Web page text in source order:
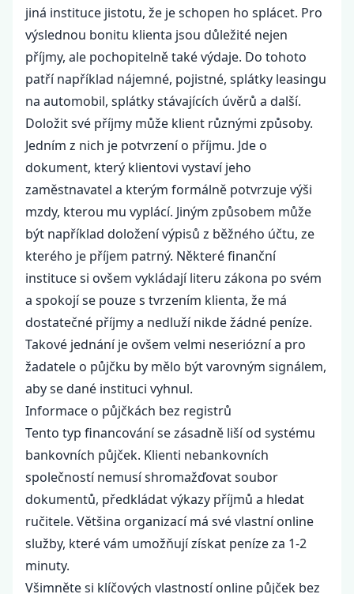
jiná instituce jistotu, že je schopen ho splácet. Pro
výslednou bonitu klienta jsou důležité nejen
příjmy, ale pochopitelně také výdaje. Do tohoto
patří například nájemné, pojistné, splátky leasingu
na automobil, splátky stávajících úvěrů a další.
Doložit své příjmy může klient různými způsoby.
Jedním z nich je potvrzení o příjmu. Jde o
dokument, který klientovi vystaví jeho
zaměstnavatel a kterým formálně potvrzuje výši
mzdy, kterou mu vyplácí. Jiným způsobem může
být například doložení výpisů z běžného účtu, ze
kterého je příjem patrný. Některé finanční
instituce si ovšem vykládají literu zákona po svém
a spokojí se pouze s tvrzením klienta, že má
dostatečné příjmy a nedluží nikde žádné peníze.
Takové jednání je ovšem velmi neseriózní a pro
žadatele o půjčku by mělo být varovným signálem,
aby se dané instituci vyhnul.
Informace o půjčkách bez registrů
Tento typ financování se zásadně liší od systému
bankovních půjček. Klienti nebankovních
společností nemusí shromažďovat soubor
dokumentů, předkládat výkazy příjmů a hledat
ručitele. Většina organizací má své vlastní online
služby, které vám umožňují získat peníze za 1-2
minuty.
Všimněte si klíčových vlastností online půjček bez